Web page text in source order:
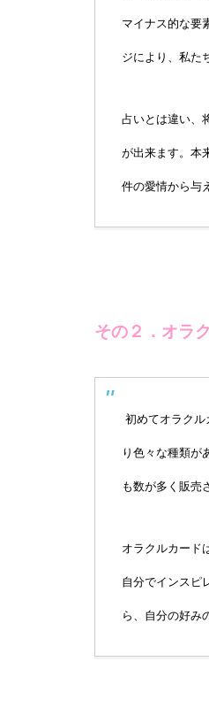
マイナス的な要
ジにより、私た
占いとは違い、
が出来ます。本
件の愛情から与
その２．オラ
初めてオラクル
り色々な種類が
も数が多く販売
オラクルカード
自分でインスピ
ら、自分の好み